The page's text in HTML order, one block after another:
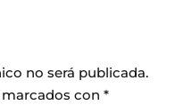
no será publicada.
con *